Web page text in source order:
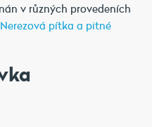
v různých provedeních
Nerezová pítka a pitné